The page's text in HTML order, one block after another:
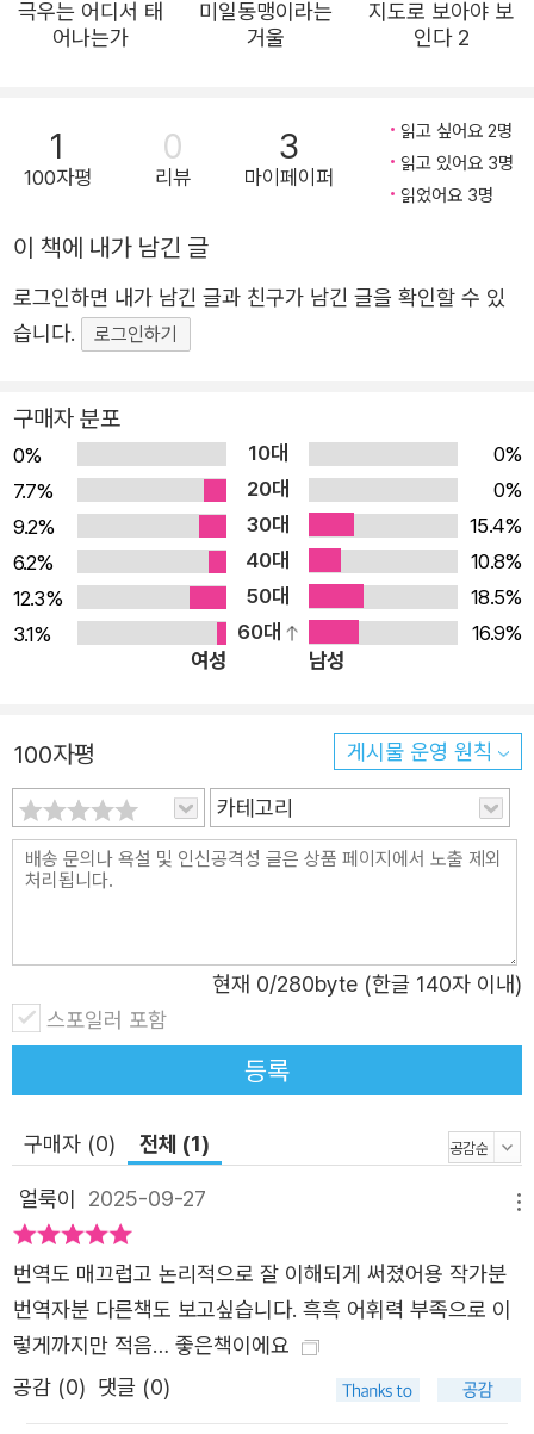
주의 모델이 승리하며 새로운 표준이 된 것처럼 보이기도 했
주주의 보고서 2025」에 따르면, 2024년 22년 만에 처음으
로 권위주의 정권이 집권한 국가가 91개로 민주주의 국가(8
8개)보다 많았다. 동유럽의 헝가리와 폴란드에서는 2010년
대부터 권위주의가 진행되었고, 이탈리아, 프랑스, 독일 등
하고 있다. 미국 역시 다시 트럼프 정부가 들어서며 민주주
의가 후퇴하고 있다. 그렇다면, 권위주의 정권은 어떻게 권
은 언제 어떤 계기로 무너지는가? 그들이 몰락할 때 어떤 일
이 벌어지는가? 마르첼 디스주스(Marcel Dirsus)는 『독재
자는 어떻게 몰락하는가: 국가는 어떻게 살아남는가』(필로
스 시리즈 41번)에서 위 질문을 다루며, 현 민주주의의 새로
운 가능성을 모색한다. 정치학자인 저자는 옥스퍼드대학교
에서 정치학을 공부하며 소련공산당정치국 등 독재체제를 1
0년간 연구했고, 현재 킬대학교 안보정책연구소 객원연구
원, 콘라트아데나워재단 테러리즘및안보상설전문위원회 위
저자는 인권 활동가, 반체제인사, 반군 지도자를 포함한 다
양한 인물과의 인터뷰 100여 회를 통해 독재체제를 심층적
으로 분석하고, 권위주의를 무너뜨릴 도구와 그 방법에 대해
독창적이고도 실증적인 분석을 제시한다. 《이코노미스트》는
2024 최고의 책으로 선정했고, 김만권 정치학자는 책의 해
야 할 지금, 꿈틀대는 독재의 망령을 제압해야 할 바로 이 순
간이 이 책을 열어 볼 가장 적합한 때”라고 추천했다. 민주주
의가 다시 독재의 유혹과 경쟁해야 하는 이 시기, 『독재자는
어떻게 몰락하는가』는 현재의 정치 담론에 반드시 짚어야
할 주요한 논점을 제공하는 필독서가 될 것이다. 소련공산당
정치국 10년 연구·콩고민주공화국 현장연구 인권 활동가, 반
체제인사, 반군 지도자 인터뷰 100여 회를 통해 독재의 태
생적 한계와 민주주의의 새 가능성을 밝히다 쿠데타의 현장
에서 품은 질문 “독재자는 언제 권력을 잃는가? 그 이후 어
떤 일이 생길까?” “사무실〔콩고민주공화국의 한 양조장〕로
돌아오는 길에 날카로운 소리가 고요한 공기를 갈랐다. 총소
리였다. 애초에 나를 표적으로 삼은 게 아니라도, 그중 한 발
이 심각한 결과를 낳을 수 있었다. 살짝 겁에 질린 나는 동료
들을 돌아보며 물었다. “이제 어쩌죠?” 돌아온 답은 “그냥
극우는 어디서 태
어나는가
미일동맹이라는
거울
지도로 보아야 보
인다 2
1
100자평
0
리뷰
3
마이페이퍼
읽고 싶어요 2명
읽고 있어요 3명
읽었어요 3명
이 책에 내가 남긴 글
로그인하면 내가 남긴 글과 친구가 남긴 글을 확인할 수 있
습니다.
로그인하기
구매자 분포
0% 10대
0%
7.7%
20대
0%
9.2%
30대
15.4%
6.2%
40대
10.8%
12.3%
50대
18.5%
3.1%
60대 16.9%
여성 남성
100자평 게시물 운영 원칙
카테고리
현재 0/280byte (한글 140자 이내)
스포일러 포함
등록
구매자 (0) 전체 (1)
얼룩이 2025-09-27
번역도 매끄럽고 논리적으로 잘 이해되게 써졌어용 작가분
번역자분 다른책도 보고싶습니다. 흑흑 어휘력 부족으로 이
렇게까지만 적음… 좋은책이에요
공감 (0) 댓글 (0)